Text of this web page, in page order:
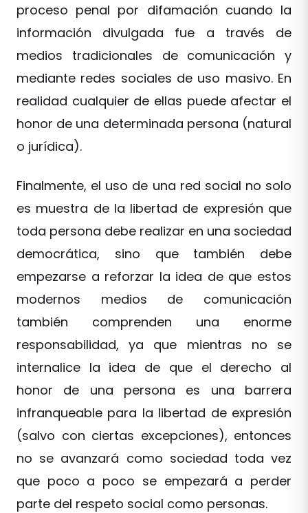
proceso penal por difamación cuando la
información divulgada fue a través de
medios tradicionales de comunicación y
mediante redes sociales de uso masivo. En
realidad cualquier de ellas puede afectar el
honor de una determinada persona (natural
o jurídica).
Finalmente, el uso de una red social no solo
es muestra de la libertad de expresión que
toda persona debe realizar en una sociedad
democrática, sino que también debe
empezarse a reforzar la idea de que estos
modernos medios de comunicación
también comprenden una enorme
responsabilidad, ya que mientras no se
internalice la idea de que el derecho al
honor de una persona es una barrera
infranqueable para la libertad de expresión
(salvo con ciertas excepciones), entonces
no se avanzará como sociedad toda vez
que poco a poco se empezará a perder
parte del respeto social como personas.